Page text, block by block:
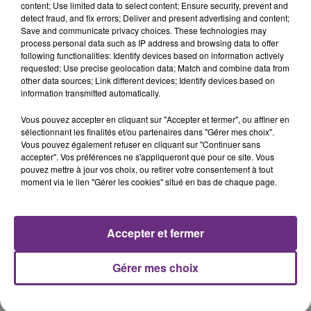
FIL D'ACTUS
UN FEU DE REMORQUE BLOQUE LA
CIRCULATION DANS LES ARDENNES
Un feu de remorque s'est déclaré ce mercredi en
fin de matinée sur l'A34.
content; Use limited data to select content; Ensure security, prevent and
detect fraud, and fix errors; Deliver and present advertising and content;
Save and communicate privacy choices. These technologies may
process personal data such as IP address and browsing data to offer
following functionalities: Identify devices based on information actively
requested; Use precise geolocation data; Match and combine data from
other data sources; Link different devices; Identify devices based on
information transmitted automatically.
Vous pouvez accepter en cliquant sur "Accepter et fermer", ou affiner en
sélectionnant les finalités et/ou partenaires dans "Gérer mes choix".
Vous pouvez également refuser en cliquant sur "Continuer sans
accepter". Vos préférences ne s'appliqueront que pour ce site. Vous
pouvez mettre à jour vos choix, ou retirer votre consentement à tout
moment via le lien "Gérer les cookies" situé en bas de chaque page.
Gérer mes choix
Accepter et fermer